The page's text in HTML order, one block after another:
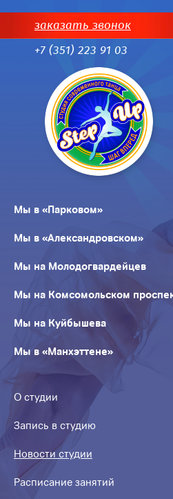
заказать звонок
+7 (351) 223 91 03
Мы в «Парковом»
Мы в «Александровском»
Мы на Молодогвардейцев
Мы на Комсомольском
Мы на Куйбышева
Мы в «Манхэттене»
О студии
Запись в студию
Новости студии
Расписание занятий